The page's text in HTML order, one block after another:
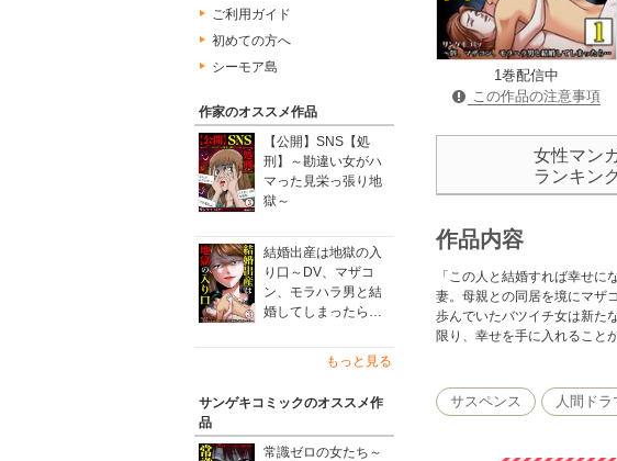
ご利用ガイド
初めての方へ
シーモア島
作家のオススメ作品
【公開】SNS【処
刑】～勘違い女がハ
マった見栄っ張り地
獄～
結婚出産は地獄の入
り口～DV、マザコ
ン、モラハラ男と結
婚してしまったら…
もっと見る
サンゲキコミックのオススメ作
品
常識ゼロの女たち～
1巻配信中
この作品の注意事項
女性マン
ランキン
作品内容
「この人と結婚すれば幸せ
妻。母親との同居を境にマザ
歩んでいたバツイチ女は新た
限り、幸せを手に入れること
サスペンス 人間ドラ